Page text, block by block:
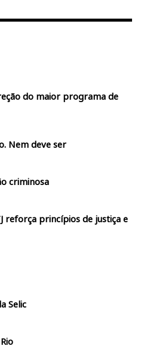
do maior programa de
Nem deve ser
criminosa
reforça princípios de justiça e
Selic